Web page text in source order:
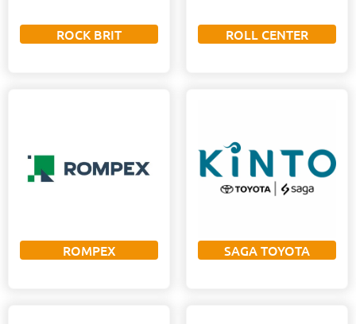
ROCK BRIT ROLL CENTER
ROMPEX SAGA TOYOTA